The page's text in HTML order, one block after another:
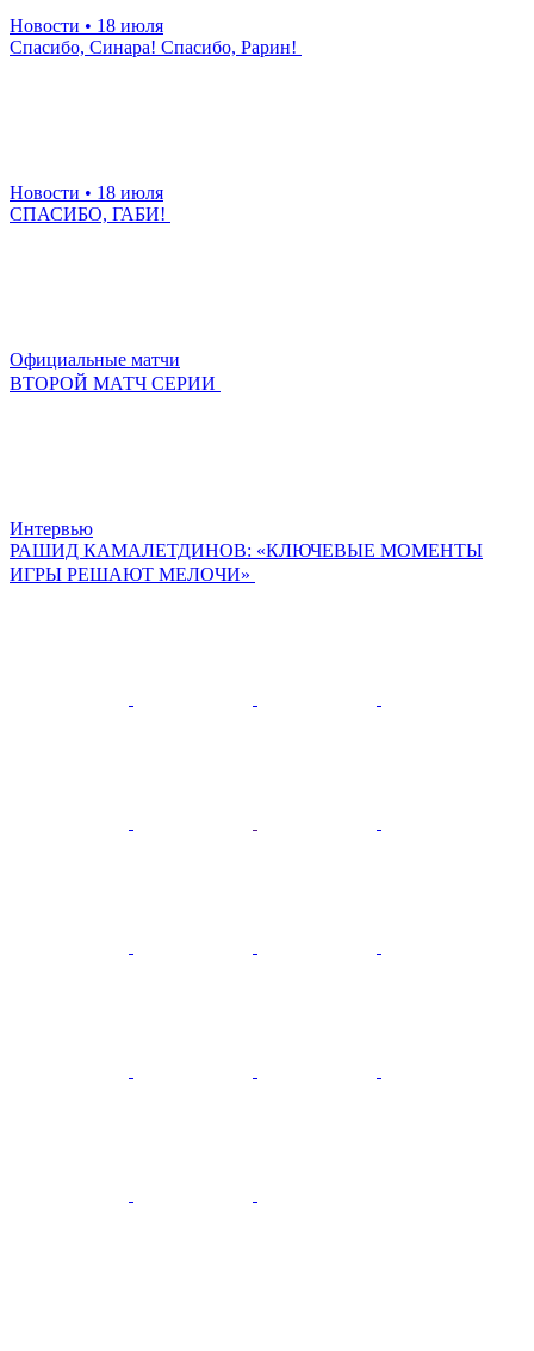
Новости • 18 июля
Спасибо, Синара! Спасибо, Рарин!
Новости • 18 июля
СПАСИБО, ГАБИ!
Официальные матчи
ВТОРОЙ МАТЧ СЕРИИ
Интервью
РАШИД КАМАЛЕТДИНОВ: «КЛЮЧЕВЫЕ МОМЕНТЫ
ИГРЫ РЕШАЮТ МЕЛОЧИ»